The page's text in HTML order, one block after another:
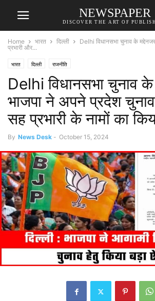
NEWSPAPER
DISCOVER THE ART OF
Home भारत दिल्ली
Delhi विधानसभा चुनाव के
प्रभारी और...
भारत दिल्ली राजनीति
Delhi विधानसभा चुनाव के
भाजपा ने अपने प्रदेश
सह प्रभारी के नामों का
By News Desk - October 15, 2024